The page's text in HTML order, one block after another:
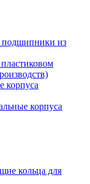
из
корпуса
корпуса
кольца для